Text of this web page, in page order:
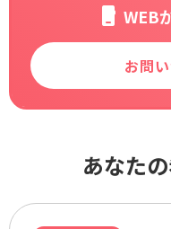
WEB
お問
あなた